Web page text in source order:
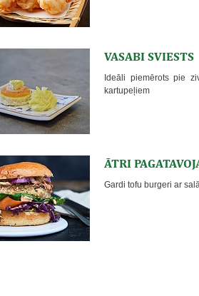
VASABI SVIESTS
Ideāli piemērots pie
kartupeļiem
ĀTRI
Gardi tofu burgeri ar